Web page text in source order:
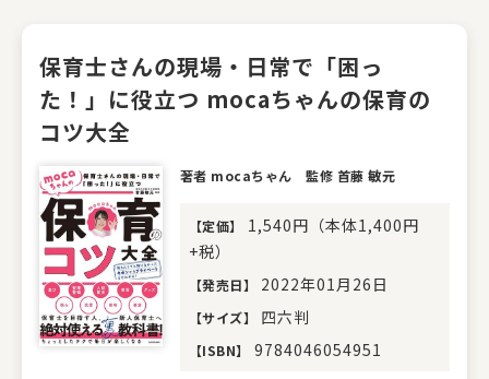
保育士さんの現場・日常で「困っ
た！」に役立つ mocaちゃんの保育の
コツ大全
著者 mocaちゃん 監修 首藤 敏元
【定価】
1,540円（本体1,400円
+税）
【発売日】 2022年01月26日
【サイズ】 四六判
【ISBN】 9784046054951